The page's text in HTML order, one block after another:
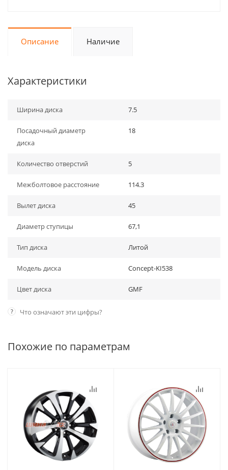
Описание Наличие
Характеристики
Ширина диска 7.5
Посадочный диаметр
диска
18
Количество отверстий 5
Межболтовое расстояние 114.3
Вылет диска 45
Диаметр ступицы 67,1
Тип диска Литой
Модель диска Concept-KI538
Цвет диска GMF
? Что означают эти цифры?
Похожие по параметрам